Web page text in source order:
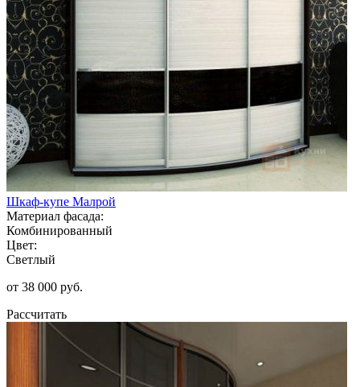
Шкаф-купе Малрой
Материал фасада:
Комбинированный
Цвет:
Светлый
от 38 000 руб.
Рассчитать